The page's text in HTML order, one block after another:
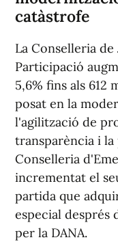
catàstrofe
La Conselleria
Participació
5,6% fins als 612
posat en la
l'agilització de
transparència i
Conselleria
incrementat el
partida que
especial després
per la DANA.